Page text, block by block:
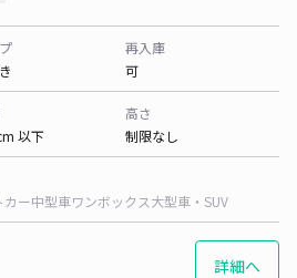
再入庫
可
以下
高さ
制限なし
カー中型車ワンボックス大型車・SUV
詳細へ